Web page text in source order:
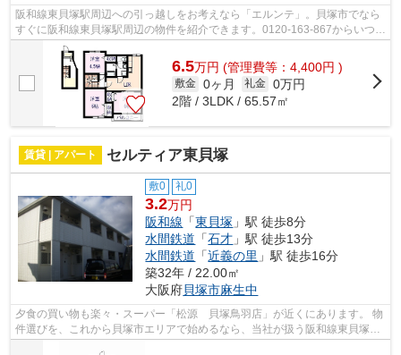
阪和線東貝塚駅周辺への引っ越しをお考えなら「エルンテ」。貝塚市でなら
すぐに阪和線東貝塚駅周辺の物件を紹介できます。0120-163-867からいつで
も株式会社大起 ダイキハウジングに...
6.5万円 (管理費等：4,400円 )
敷金 0ヶ月 礼金 0万円
2階 / 3LDK / 65.57㎡
賃貸 | アパート セルティア東貝塚
敷0 礼0
3.2万円
阪和線 「東貝塚 」駅 徒歩8分
水間鉄道 「石才 」駅 徒歩13分
水間鉄道 「近義の里 」駅 徒歩16分
築32年 / 22.00㎡
大阪府貝塚市麻生中
夕食の買い物も楽々・スーパー「松源 貝塚鳥羽店」が近くにあります。 物
件選びを、これから貝塚市エリアで始めるなら、当社が扱う阪和線東貝塚駅